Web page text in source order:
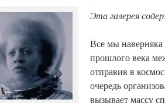
Эта галерея
Все мы
прошлого века
отправив в
очередь
вызывает массу